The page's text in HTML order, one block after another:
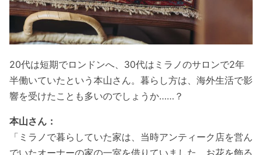
20代は短期でロンドンへ、30代はミラノのサロンで2年
半働いていたという本山さん。暮らし方は、海外生活で影
響を受けたことも多いのでしょうか……？
本山さん：
「ミラノで暮らしていた家は、当時アンティーク店を営ん